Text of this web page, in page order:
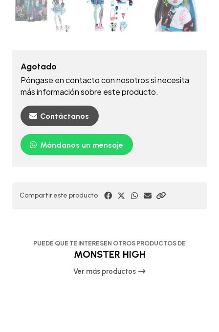
Agotado
Póngase en contacto con nosotros si necesita
más información sobre este producto.
Contáctanos
Mándanos un mensaje
Compartir este producto
PUEDE QUE TE INTERESEN OTROS PRODUCTOS DE
MONSTER HIGH
Ver más productos